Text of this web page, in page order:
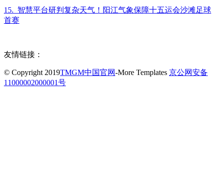
15. 智慧平台研判复杂天气！阳江气象保障十五运会沙滩足球
首赛
友情链接：
© Copyright 2019TMGM中国官网-More Templates 京公网安备
11000002000001号